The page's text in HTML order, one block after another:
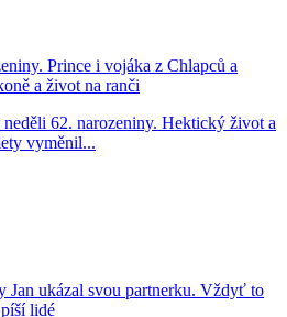
Prince i vojáka z Chlapců a
a život na ranči
62. narozeniny. Hektický život a
vyměnil...
Jan ukázal svou partnerku. Vždyť to
lidé